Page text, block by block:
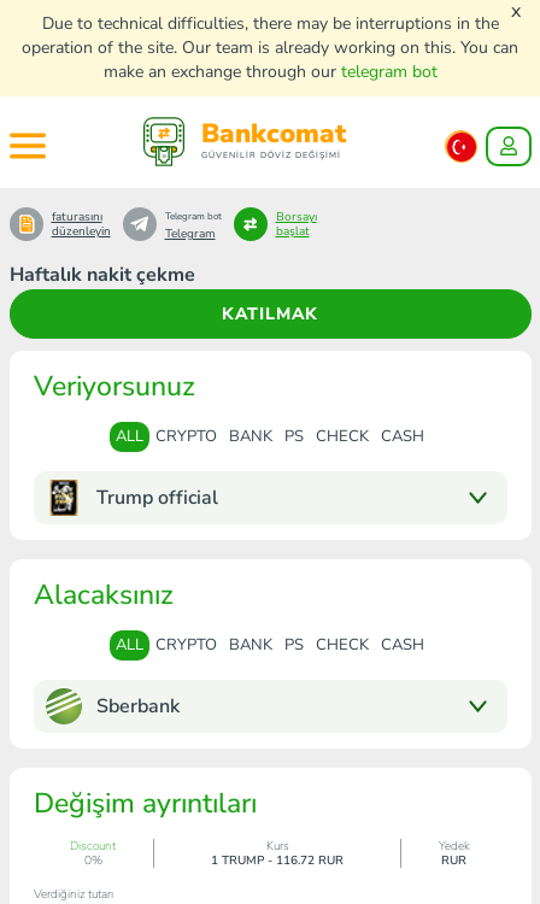
Due to technical difficulties, there may be interruptions in the
operation of the site. Our team is already working on this. You can
make an exchange through our telegram bot
x
Bankcomat
GÜVENİLİR DÖVİZ DEĞİŞİMİ
Haftalık nakit çekme
KATILMAK
faturasını
düzenleyin
Telegram bot
Telegram
Borsayı
başlat
Veriyorsunuz
ALL CRYPTO BANK PS CHECK CASH
Trump official
Alacaksınız
ALL CRYPTO BANK PS CHECK CASH
Sberbank
Değişim ayrıntıları
Discount
0%
Kurs
1 TRUMP - 116.72 RUR
Yedek
RUR
Verdiğiniz tutarı